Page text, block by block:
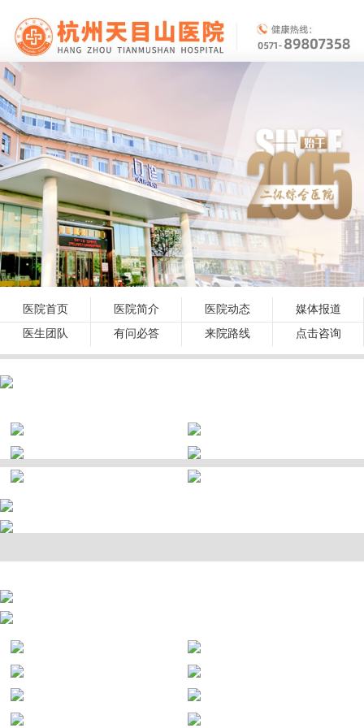
医院首页 医院简介 医院动态
媒体报道
医生团队
有问必答 来院路线 点击咨询